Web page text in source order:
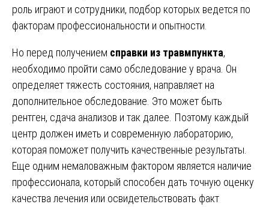
роль играют и сотрудники, подбор которых ведется по
факторам профессиональности и опытности.
Но перед получением справки из травмпункта,
необходимо пройти само обследование у врача. Он
определяет тяжесть состояния, направляет на
дополнительное обследование. Это может быть
рентген, сдача анализов и так далее. Поэтому каждый
центр должен иметь и современную лабораторию,
которая поможет получить качественные результаты.
Еще одним немаловажным фактором является наличие
профессионала, который способен дать точную оценку
качества лечения или освидетельствовать факт